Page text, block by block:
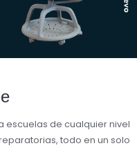
escuelas de cualquier nivel
todo en un solo